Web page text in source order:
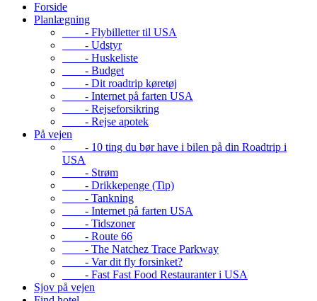
Forside
Planlægning
- Flybilletter til USA
- Udstyr
- Huskeliste
- Budget
- Dit roadtrip køretøj
- Internet på farten USA
- Rejseforsikring
- Rejse apotek
På vejen
- 10 ting du bør have i bilen på din Roadtrip i
USA
- Strøm
- Drikkepenge (Tip)
- Tankning
- Internet på farten USA
- Tidszoner
- Route 66
- The Natchez Trace Parkway
- Var dit fly forsinket?
- Fast Fast Food Restauranter i USA
Sjov på vejen